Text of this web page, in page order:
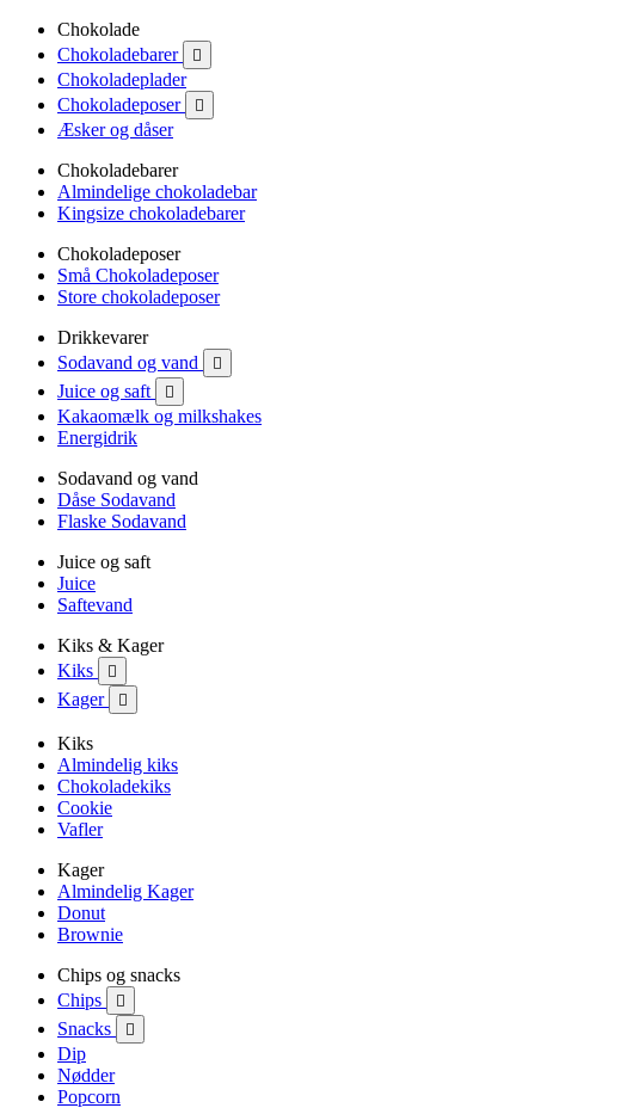
Chokolade
Chokoladebarer

Chokoladeplader
Chokoladeposer

Æsker og dåser
Chokoladebarer
Almindelige chokoladebar
Kingsize chokoladebarer
Chokoladeposer
Små Chokoladeposer
Store chokoladeposer
Drikkevarer
Sodavand og vand

Juice og saft 
Kakaomælk og milkshakes
Energidrik
Sodavand og vand
Dåse Sodavand
Flaske Sodavand
Juice og saft
Juice
Saftevand
Kiks & Kager
Kiks

Kager 
Kiks
Almindelig kiks
Chokoladekiks
Cookie
Vafler
Kager
Almindelig Kager
Donut
Brownie
Chips og snacks
Chips

Snacks 
Dip
Nødder
Popcorn